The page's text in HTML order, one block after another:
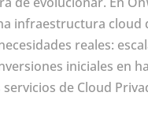
infraestructura cloud
reales:
iniciales en
de Cloud